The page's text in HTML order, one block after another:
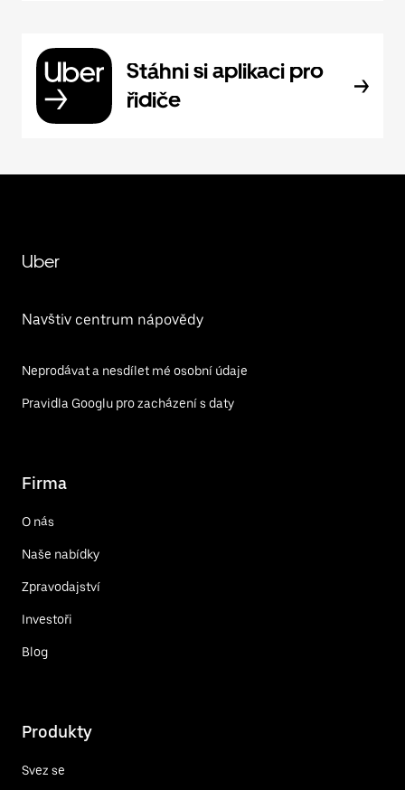
Stáhni si aplikaci pro
řidiče
Uber
Navštiv centrum nápovědy
Neprodávat a nesdílet mé osobní údaje
Pravidla Googlu pro zacházení s daty
Firma
O nás
Naše nabídky
Zpravodajství
Investoři
Blog
Produkty
Svez se